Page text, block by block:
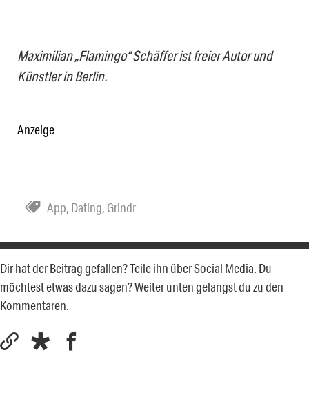
Maximilian „Flamingo“ Schäffer ist freier Autor und
Künstler in Berlin.
Anzeige
App, Dating, Grindr
Dir hat der Beitrag gefallen? Teile ihn über Social Media. Du
möchtest etwas dazu sagen? Weiter unten gelangst du zu den
Kommentaren.